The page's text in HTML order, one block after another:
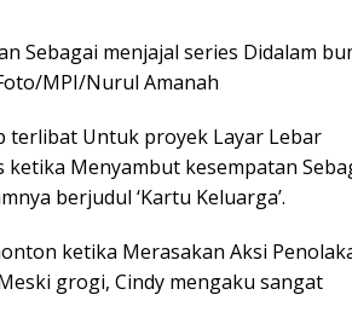
Sebagai menjajal series Didalam
MPI/Nurul Amanah
terlibat Untuk proyek Layar Lebar
Menyambut kesempatan
berjudul ‘Kartu Keluarga’.
ketika Merasakan Aksi
grogi, Cindy mengaku sangat